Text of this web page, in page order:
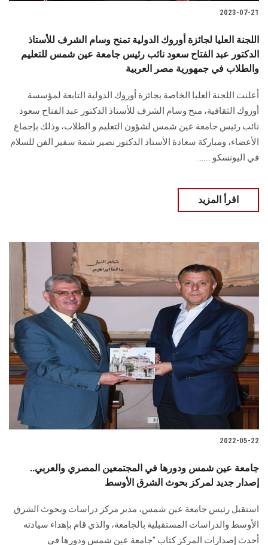
2023-07-21
اللجنة العليا لجائزة أوروك الدولية تمنح وسام الشرف للأستاذ
الدكتور عبد الفتاح سعود نائب رئيس جامعة عين شمس للتعليم
والطلاب في جمهورية مصر العربية
أعلنت اللجنة العليا الخاصة بجائزة أوروك الدولية التابعة لمؤسسة
أوروك الثقافية، منح وسام الشرف للأستاذ الدكتور عبد الفتاح سعود
نائب رئيس جامعة عين شمس لشؤون التعليم و الطلاب، وذلك بإجماع
الأعضاء، ومباركة سعادة الأستاذ الدكتور نصير شمة سفير الفن للسلام
في اليونسكو .......
اقرأ المزيد
2022-05-22
جامعة عين شمس ودورها في المجتمعين المصري والعربي..
إصدار جديد لمركز بحوث الشرق الأوسط
استقبل رئيس جامعة عين شمس، مدير مركز دراسات وبحوث الشرق
الأوسط والدراسات المستقبلية بالجامعة، والذي قام بإهداء سيادته
أحدث إصدارات المركز كتاب "جامعة عين شمس ودورها في